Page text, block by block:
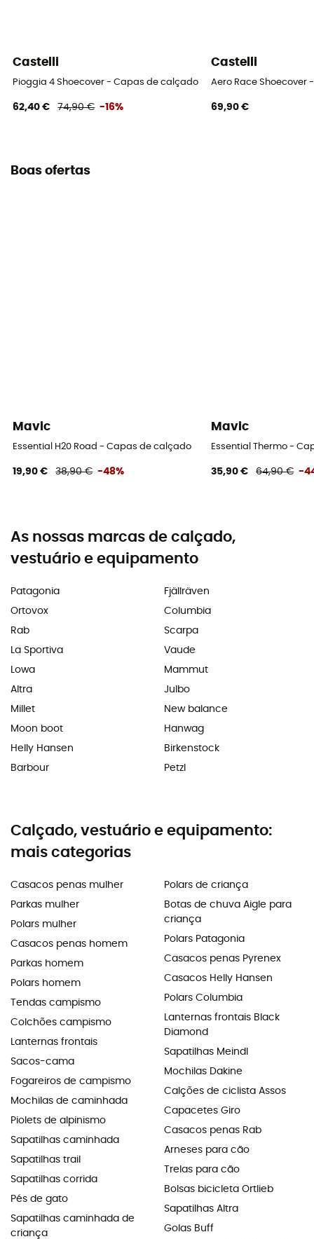
Castelli
Pioggia 4 Shoecover - Capas de calçado
62,40 € 74,90 € -16%
Castelli
Aero Race Shoecover
69,90 €
Boas ofertas
Mavic
Essential H20 Road - Capas de calçado
19,90 € 38,90 € -48%
Mavic
Essential Thermo -
35,90 € 64,90 € -
As nossas marcas de calçado,
vestuário e equipamento
Patagonia
Ortovox
Rab
La Sportiva
Lowa
Altra
Millet
Moon boot
Helly Hansen
Barbour
Fjällräven
Columbia
Scarpa
Vaude
Mammut
Julbo
New balance
Hanwag
Birkenstock
Petzl
Calçado, vestuário e equipamento:
mais categorias
Casacos penas mulher
Parkas mulher
Polars mulher
Casacos penas homem
Parkas homem
Polars homem
Tendas campismo
Colchões campismo
Lanternas frontais
Sacos-cama
Fogareiros de campismo
Mochilas de caminhada
Piolets de alpinismo
Sapatilhas caminhada
Sapatilhas trail
Sapatilhas corrida
Pés de gato
Sapatilhas caminhada de
criança
Polars de criança
Botas de chuva Aigle para
criança
Polars Patagonia
Casacos penas Pyrenex
Casacos Helly Hansen
Polars Columbia
Lanternas frontais Black
Diamond
Sapatilhas Meindl
Mochilas Dakine
Calções de ciclista Assos
Capacetes Giro
Casacos penas Rab
Arneses para cão
Trelas para cão
Bolsas bicicleta Ortlieb
Sapatilhas Altra
Golas Buff